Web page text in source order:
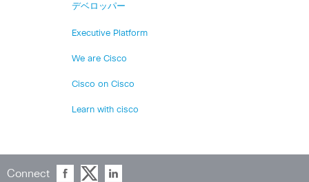
デベロッパー
Executive Platform
We are Cisco
Cisco on Cisco
Learn with cisco
Connect